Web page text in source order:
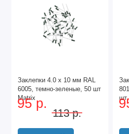
Заклепки 4.0 х 10 мм RAL
6005, темно-зеленые, 50 шт
Matrix
95 р.
113 р.
шт